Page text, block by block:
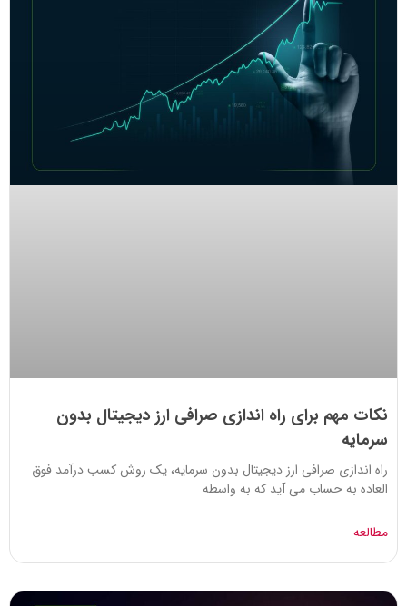
نکات مهم برای راه اندازی صرافی ارز دیجیتال بدون
سرمایه
راه اندازی صرافی ارز دیجیتال بدون سرمایه، یک روش کسب درآمد فوق
العاده به حساب می آید که به واسطه
مطالعه